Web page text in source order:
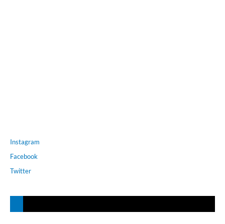
Instagram
Facebook
Twitter